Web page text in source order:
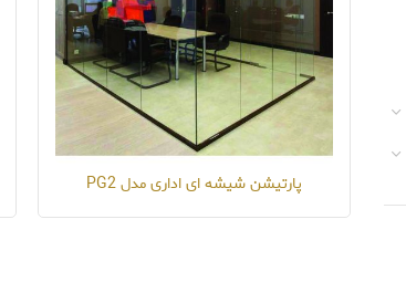
پارتیشن شیشه ای اداری مدل PG2